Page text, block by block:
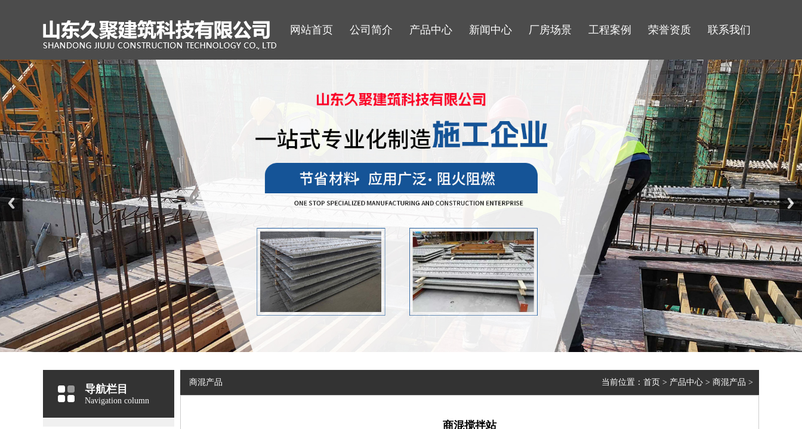
网站首页 公司简介 产品中心 新闻中心 厂房场景 工程案例 荣誉资质 联系我们
导航栏目
Navigation column
当前位置： 首页 > 产品中心 > 商混产品 >
商混产品
商混搅拌站